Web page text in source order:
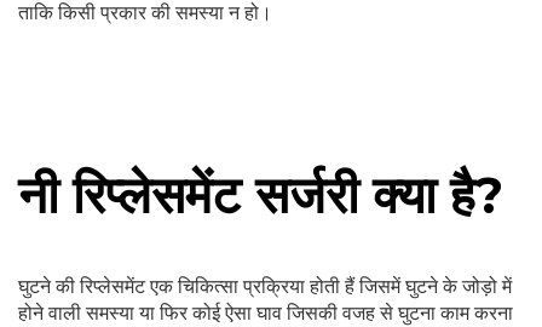
ताकि किसी प्रकार की समस्या न हो।
नी रिप्लेसमेंट सर्जरी क्या है?
घुटने की रिप्लेसमेंट एक चिकित्सा प्रक्रिया होती हैं जिसमें घुटने के जोड़ो में
होने वाली समस्या या फिर कोई ऐसा घाव जिसकी वजह से घुटना काम करना